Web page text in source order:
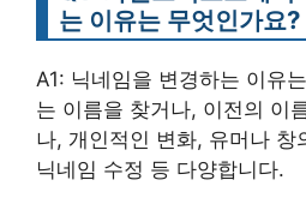
는 이유는 무엇인가요?
A1: 닉네임을 변경하는 이유
는 이름을 찾거나, 이전의 이
나, 개인적인 변화, 유머나 창
닉네임 수정 등 다양합니다.